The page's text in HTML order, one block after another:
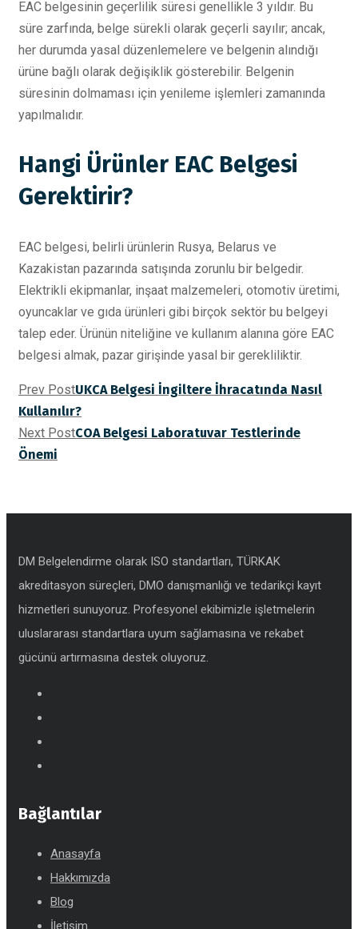
EAC belgesinin geçerlilik süresi genellikle 3 yıldır. Bu
süre zarfında, belge sürekli olarak geçerli sayılır; ancak,
her durumda yasal düzenlemelere ve belgenin alındığı
ürüne bağlı olarak değişiklik gösterebilir. Belgenin
süresinin dolmaması için yenileme işlemleri zamanında
yapılmalıdır.
Hangi Ürünler EAC Belgesi
Gerektirir?
EAC belgesi, belirli ürünlerin Rusya, Belarus ve
Kazakistan pazarında satışında zorunlu bir belgedir.
Elektrikli ekipmanlar, inşaat malzemeleri, otomotiv üretimi,
oyuncaklar ve gıda ürünleri gibi birçok sektör bu belgeyi
talep eder. Ürünün niteliğine ve kullanım alanına göre EAC
belgesi almak, pazar girişinde yasal bir gerekliliktir.
Prev PostUKCA Belgesi İngiltere İhracatında Nasıl
Kullanılır?
Next PostCOA Belgesi Laboratuvar Testlerinde
Önemi
DM Belgelendirme olarak ISO standartları, TÜRKAK
akreditasyon süreçleri, DMO danışmanlığı ve tedarikçi kayıt
hizmetleri sunuyoruz. Profesyonel ekibimizle işletmelerin
uluslararası standartlara uyum sağlamasına ve rekabet
gücünü artırmasına destek oluyoruz.
Bağlantılar
Anasayfa
Hakkımızda
Blog
İletişim